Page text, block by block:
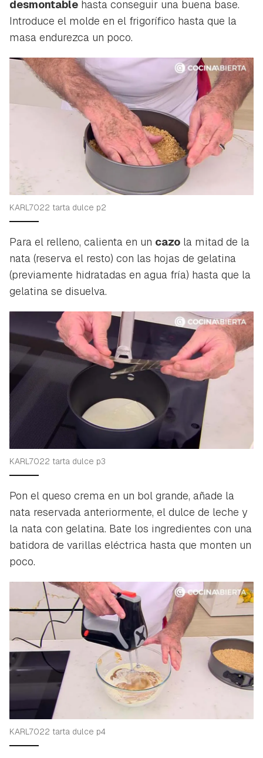
desmontable hasta conseguir una buena base.
Introduce el molde en el frigorífico hasta que la
masa endurezca un poco.
KARL7022 tarta dulce p2
Para el relleno, calienta en un cazo la mitad de la
nata (reserva el resto) con las hojas de gelatina
(previamente hidratadas en agua fría) hasta que la
gelatina se disuelva.
KARL7022 tarta dulce p3
Pon el queso crema en un bol grande, añade la
nata reservada anteriormente, el dulce de leche y
la nata con gelatina. Bate los ingredientes con una
batidora de varillas eléctrica hasta que monten un
poco.
KARL7022 tarta dulce p4